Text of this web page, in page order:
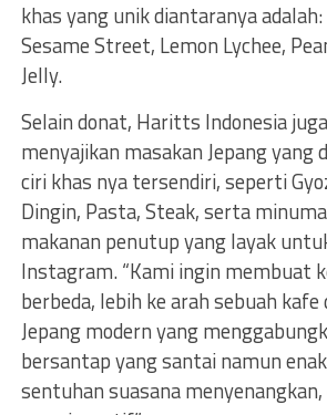
khas yang unik diantaranya
Sesame Street, Lemon Lychee,
Jelly.
Selain donat, Haritts Indonesia
menyajikan masakan Jepang yang
ciri khas nya tersendiri, seperti
Dingin, Pasta, Steak, serta
makanan penutup yang layak
Instagram. “Kami ingin membuat
berbeda, lebih ke arah sebuah kafe
Jepang modern yang
bersantap yang santai namun
sentuhan suasana